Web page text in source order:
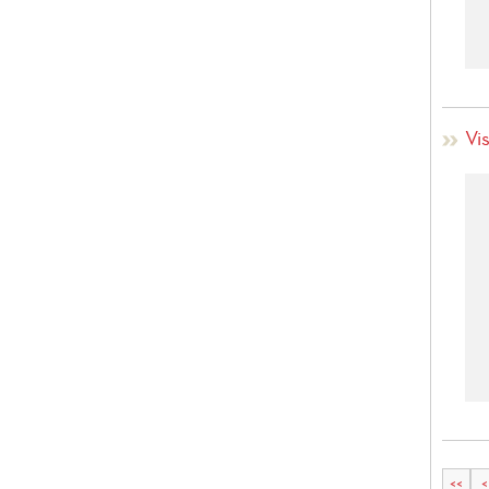
<< <